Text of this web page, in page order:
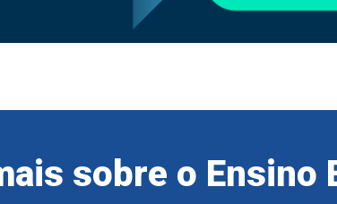
sobre o Ensino